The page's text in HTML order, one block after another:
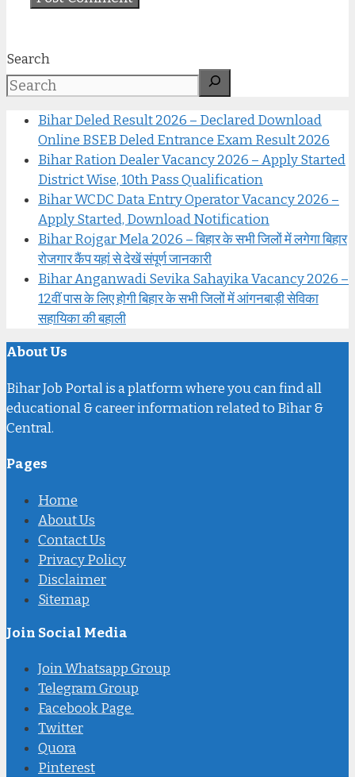
Search
Bihar Deled Result 2026 – Declared Download
Online BSEB Deled Entrance Exam Result 2026
Bihar Ration Dealer Vacancy 2026 – Apply Started
District Wise, 10th Pass Qualification
Bihar WCDC Data Entry Operator Vacancy 2026 –
Apply Started, Download Notification
Bihar Rojgar Mela 2026 – बिहार के सभी जिलों में लगेगा बिहार
रोजगार कैंप यहां से देखें संपूर्ण जानकारी
Bihar Anganwadi Sevika Sahayika Vacancy 2026 –
12वीं पास के लिए होगी बिहार के सभी जिलों में आंगनबाड़ी सेविका
सहायिका की बहाली
About Us
Bihar Job Portal is a platform where you can find all
educational & career information related to Bihar &
Central.
Pages
Home
About Us
Contact Us
Privacy Policy
Disclaimer
Sitemap
Join Social Media
Join Whatsapp Group
Telegram Group
Facebook Page
Twitter
Quora
Pinterest